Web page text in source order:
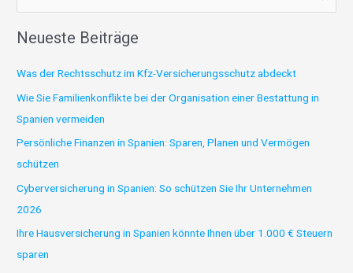
c
n
n
a
c
h
:
Neueste Beiträge
Was der Rechtsschutz im Kfz-Versicherungsschutz abdeckt
Wie Sie Familienkonflikte bei der Organisation einer Bestattung in
Spanien vermeiden
Persönliche Finanzen in Spanien: Sparen, Planen und Vermögen
schützen
Cyberversicherung in Spanien: So schützen Sie Ihr Unternehmen
2026
Ihre Hausversicherung in Spanien könnte Ihnen über 1.000 € Steuern
sparen